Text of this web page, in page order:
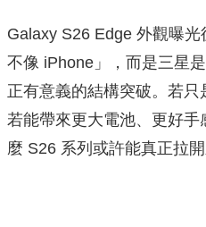
Galaxy S26 Edge 外觀曝
不像 iPhone」，而是三星
正有意義的結構突破。若
若能帶來更大電池、更好
麼 S26 系列或許能真正拉開